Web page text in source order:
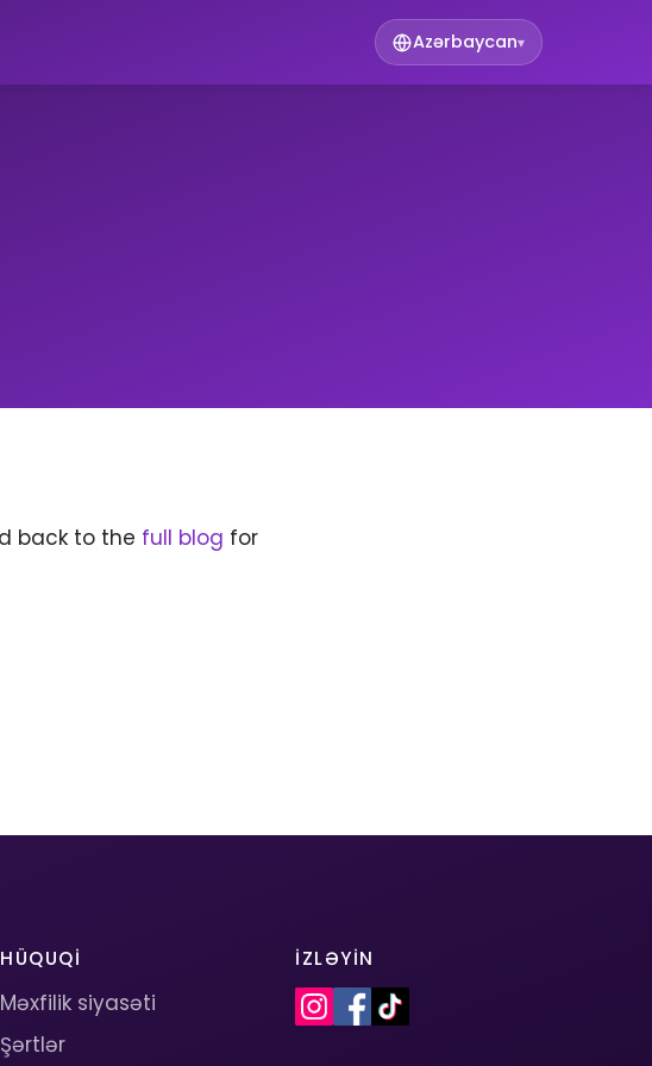
Azərbaycan▾
back to the full blog for
HÜQUQI
Məxfilik siyasəti
Şərtlər
İZLƏYIN